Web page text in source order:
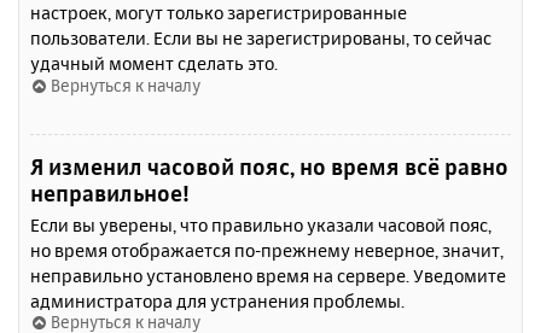
настроек, могут только зарегистрированные
пользователи. Если вы не зарегистрированы, то сейчас
удачный момент сделать это.
Вернуться к началу
Я изменил часовой пояс, но время всё равно
неправильное!
Если вы уверены, что правильно указали часовой пояс,
но время отображается по-прежнему неверное, значит,
неправильно установлено время на сервере. Уведомите
администратора для устранения проблемы.
Вернуться к началу